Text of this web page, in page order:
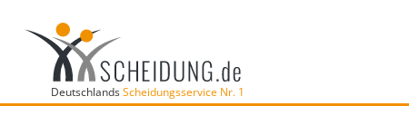
DeutschlandsScheidungsservice Nr. 1